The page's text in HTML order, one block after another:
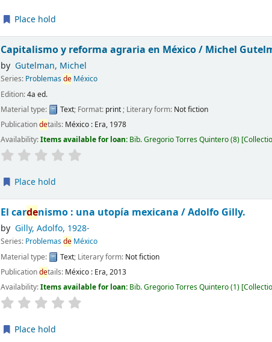
Place hold
Capitalismo y reforma agraria en México / Michel
by Gutelman, Michel
Series: Problemasde México
Edition:4a ed.
Material type:
Text; Format: print; Literary form: Not fiction
Publicationdetails: México : Era, 1978
Availability:Items available for loan: Bib. Gregorio Torres Quintero(8)
Place hold
El cardenismo : una utopía mexicana /Adolfo Gilly.
by Gilly, Adolfo, 1928-
Series: Problemasde México
Material type:
Text; Literary form: Not fiction
Publicationdetails: México : Era,2013
Availability:Items available for loan: Bib. Gregorio Torres Quintero(1)
Place hold